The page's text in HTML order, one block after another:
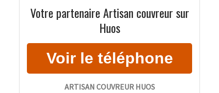
Votre partenaire Artisan couvreur sur
Huos
ARTISAN COUVREUR HUOS